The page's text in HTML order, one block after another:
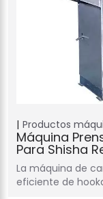
Productos
Máquina
Para Shisha
La máquina de
eficiente de